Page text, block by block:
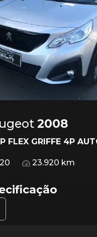
2008
FLEX GRIFFE 4P
23.920 km